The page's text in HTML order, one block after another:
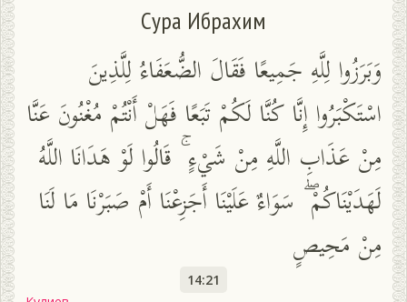
Сура Ибрахим
وَبَرَزُوا لِلَّهِ جَمِيعًا فَقَالَ الضُّعَفَاءُ لِلَّذِينَ
اسْتَكْبَرُوا إِنَّا كُنَّا لَكُمْ تَبَعًا فَهَلْ أَنْتُمْ مُغْنُونَ عَنَّا
مِنْ عَذَابِ اللَّهِ مِنْ شَيْءٍ ۚ قَالُوا لَوْ هَدَانَا اللَّهُ
لَهَدَيْنَاكُمْ ۖ سَوَاءٌ عَلَيْنَا أَجَزِعْنَا أَمْ صَبَرْنَا مَا لَنَا
مِنْ مَحِيصٍ
14:21